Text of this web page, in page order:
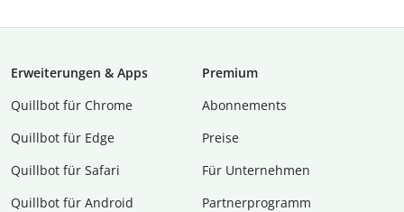
Erweiterungen & Apps
Quillbot für Chrome
Quillbot für Edge
Quillbot für Safari
Quillbot für Android
Premium
Abon­ne­ments
Preise
Für Unternehmen
Partnerprogramm